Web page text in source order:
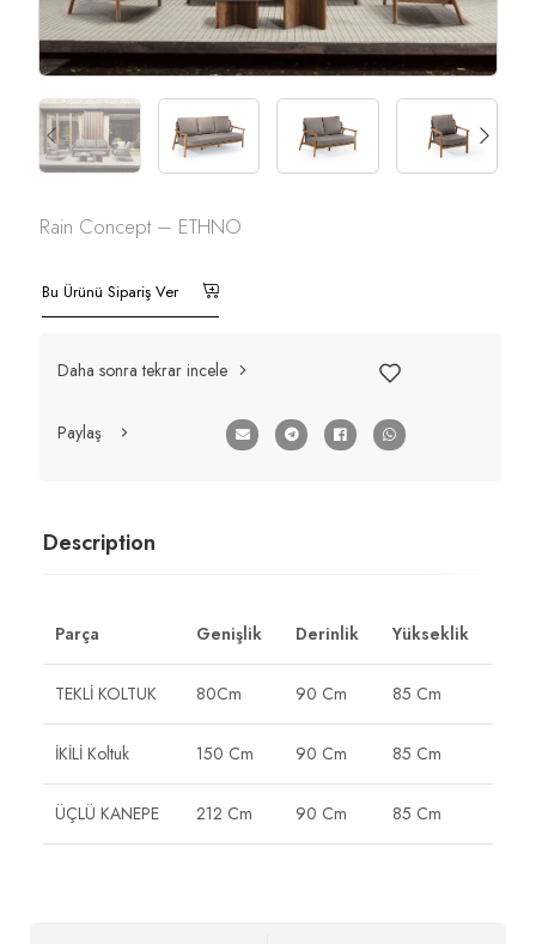
Rain Concept – ETHNO
Bu Ürünü Sipariş Ver
Daha sonra tekrar incele
Paylaş
Description
Parça Genişlik Derinlik Yükseklik
TEKLİ KOLTUK 80Cm 90 Cm 85 Cm
İKİLİ Koltuk 150 Cm 90 Cm 85 Cm
ÜÇLÜ KANEPE 212 Cm 90 Cm 85 Cm